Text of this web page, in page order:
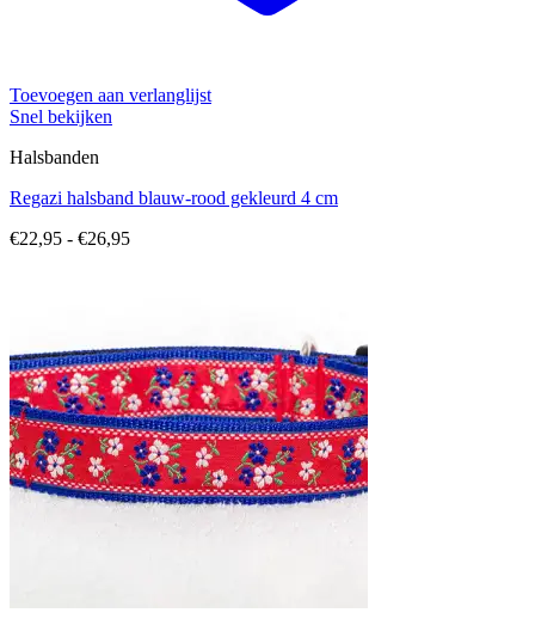
Toevoegen aan verlanglijst
Snel bekijken
Halsbanden
Regazi halsband blauw-rood gekleurd 4 cm
€22,95 - €26,95Prijsklasse: